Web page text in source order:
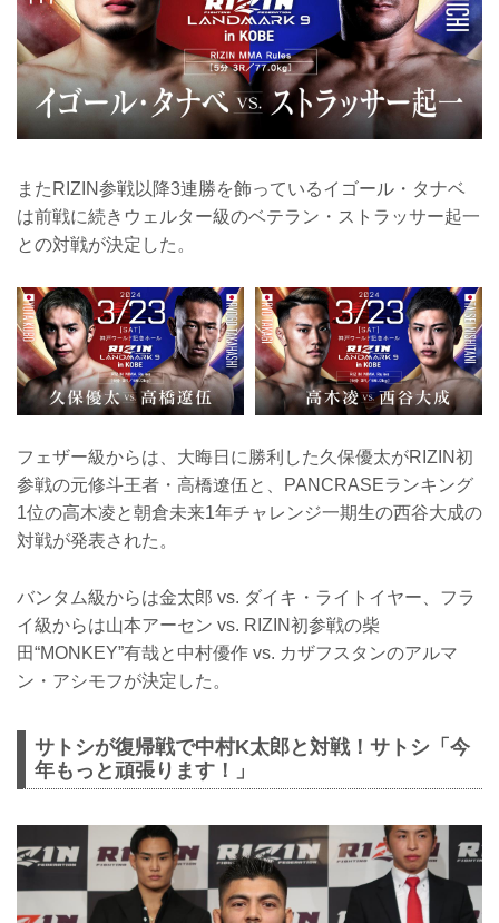
またRIZIN参戦以降3連勝を飾っているイゴール・タナベ
は前戦に続きウェルター級のベテラン・ストラッサー起一
との対戦が決定した。
フェザー級からは、大晦日に勝利した久保優太がRIZIN初
参戦の元修斗王者・高橋遼伍と、PANCRASEランキング
1位の高木凌と朝倉未来1年チャレンジ一期生の西谷大成の
対戦が発表された。
バンタム級からは金太郎 vs. ダイキ・ライトイヤー、フラ
イ級からは山本アーセン vs. RIZIN初参戦の柴
田“MONKEY”有哉と中村優作 vs. カザフスタンのアルマ
ン・アシモフが決定した。
サトシが復帰戦で中村K太郎と対戦！サトシ「今
年もっと頑張ります！」